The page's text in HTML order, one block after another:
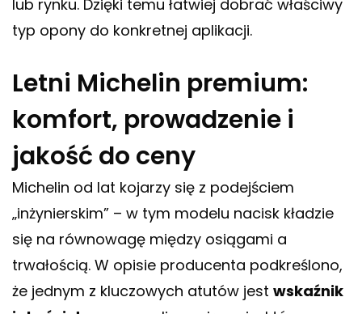
lub rynku. Dzięki temu łatwiej dobrać właściwy
typ opony do konkretnej aplikacji.
Letni Michelin premium:
komfort, prowadzenie i
jakość do ceny
Michelin od lat kojarzy się z podejściem
„inżynierskim” – w tym modelu nacisk kładzie
się na równowagę między osiągami a
trwałością. W opisie producenta podkreślono,
że jednym z kluczowych atutów jest wskaźnik